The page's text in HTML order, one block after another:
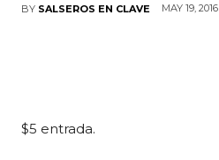
BY SALSEROS EN CLAVE MAY 19, 2016
$5 entrada.